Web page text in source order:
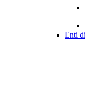
Enti